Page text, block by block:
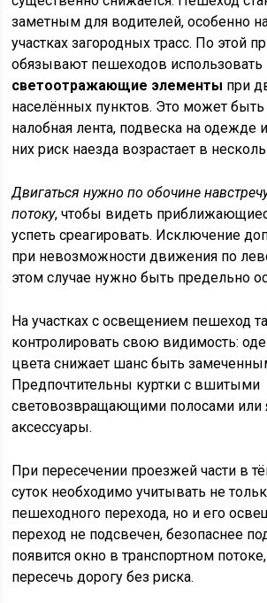
заметным для водителей, особенно
участках загородных трасс. По этой
обязывают пешеходов использовать
светоотражающие элементы при
населённых пунктов. Это может
налобная лента, подвеска на одежде
них риск наезда возрастает в
Двигаться нужно по обочине
потоку, чтобы видеть
успеть среагировать. Исключение
при невозможности движения по
этом случае нужно быть предельно
На участках с освещением пешеход
контролировать свою видимость:
цвета снижает шанс быть
Предпочтительны куртки с вшитыми
световозвращающими полосами или
аксессуары.
При пересечении проезжей части в
суток необходимо учитывать не
пешеходного перехода, но и его
переход не подсвечен, безопаснее
появится окно в транспортном
пересечь дорогу без риска.